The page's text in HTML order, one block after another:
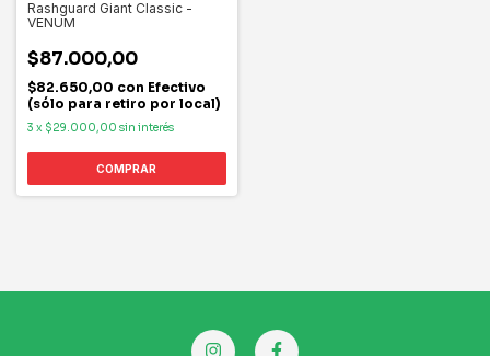
Rashguard Giant Classic -
VENUM
$87.000,00
$82.650,00 con Efectivo
(sólo para retiro por local)
3 x $29.000,00 sin interés
COMPRAR